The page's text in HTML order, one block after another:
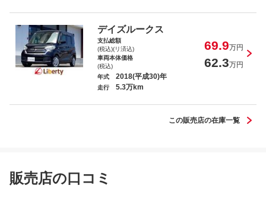
タント Ｘ ＶＳ ＳＡＩＩＩ
デイズルークス
支払総額
(税込)(リ済込)
69.9万円
車両本体価格
(税込)
62.3万円
年式 2018(平成30)年
走行 5.3万km
この販売店の在庫一覧
販売店の口コミ